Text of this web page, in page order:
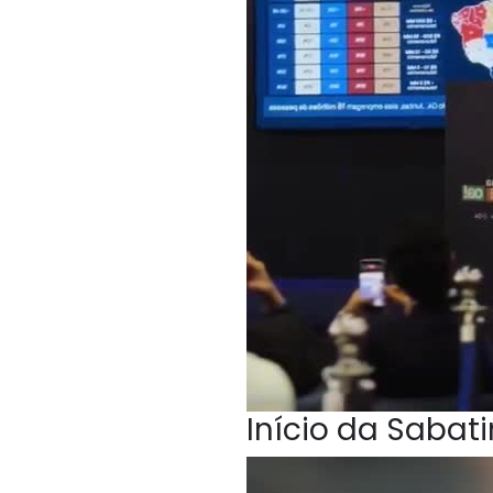
Início da